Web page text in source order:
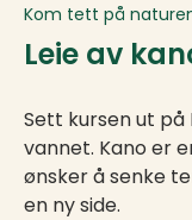
Kom tett på
Leie av
Sett kursen ut på
vannet. Kano er
ønsker å senke
en ny side.